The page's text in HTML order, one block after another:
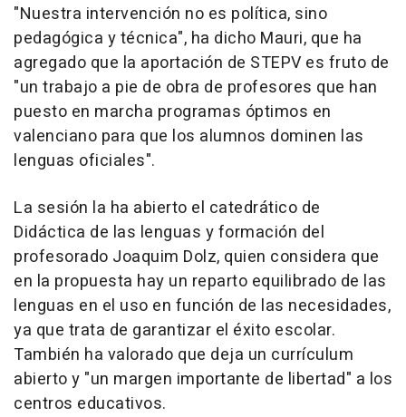
"Nuestra intervención no es política, sino
pedagógica y técnica", ha dicho Mauri, que ha
agregado que la aportación de STEPV es fruto de
"un trabajo a pie de obra de profesores que han
puesto en marcha programas óptimos en
valenciano para que los alumnos dominen las
lenguas oficiales".
La sesión la ha abierto el catedrático de
Didáctica de las lenguas y formación del
profesorado Joaquim Dolz, quien considera que
en la propuesta hay un reparto equilibrado de las
lenguas en el uso en función de las necesidades,
ya que trata de garantizar el éxito escolar.
También ha valorado que deja un currículum
abierto y "un margen importante de libertad" a los
centros educativos.